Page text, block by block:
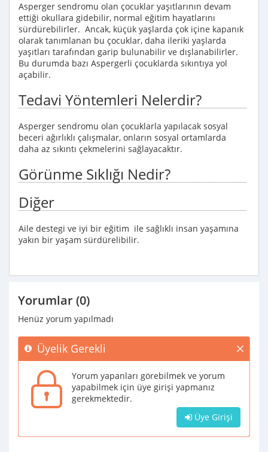
Asperger sendromu olan çocuklar yaşıtlarının devam
ettiği okullara gidebilir, normal eğitim hayatlarını
sürdürebilirler. Ancak, küçük yaşlarda çok içine kapanık
olarak tanımlanan bu çocuklar, daha ileriki yaşlarda
yaşıtları tarafından garip bulunabilir ve dışlanabilirler.
Bu durumda bazı Aspergerli çocuklarda sıkıntıya yol
açabilir.
Tedavi Yöntemleri Nelerdir?
Asperger sendromu olan çocuklarla yapılacak sosyal
beceri ağırlıklı çalışmalar, onların sosyal ortamlarda
daha az sıkıntı çekmelerini sağlayacaktır.
Görünme Sıklığı Nedir?
Diğer
Aile destegi ve iyi bir eğitim ile sağlıklı insan yaşamına
yakın bir yaşam sürdürelibilir.
Yorumlar (0)
Henüz yorum yapılmadı
Üyelik Gerekli
Yorum yapanları görebilmek ve yorum
yapabilmek için üye girişi yapmanız
gerekmektedir.
Üye Girişi